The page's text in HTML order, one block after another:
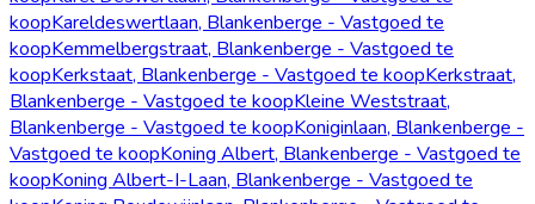
koopKareldeswertlaan, Blankenberge - Vastgoed te
koopKemmelbergstraat, Blankenberge - Vastgoed te
koopKerkstaat, Blankenberge - Vastgoed te koopKerkstraat,
Blankenberge - Vastgoed te koopKleine Weststraat,
Blankenberge - Vastgoed te koopKoniginlaan, Blankenberge -
Vastgoed te koopKoning Albert, Blankenberge - Vastgoed te
koopKoning Albert-I-Laan, Blankenberge - Vastgoed te